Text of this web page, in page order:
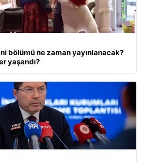
bölümü ne zaman yayınlanacak?
yaşandı?